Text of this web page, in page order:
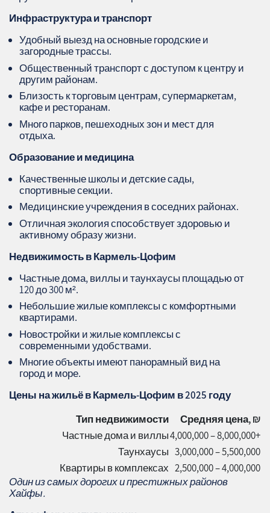
Инфраструктура и транспорт
Удобный выезд на основные городские и
загородные трассы.
Общественный транспорт с доступом к центру и
другим районам.
Близость к торговым центрам, супермаркетам,
кафе и ресторанам.
Много парков, пешеходных зон и мест для
отдыха.
Образование и медицина
Качественные школы и детские сады,
спортивные секции.
Медицинские учреждения в соседних районах.
Отличная экология способствует здоровью и
активному образу жизни.
Недвижимость в Кармель-Цофим
Частные дома, виллы и таунхаусы площадью от
120 до 300 м².
Небольшие жилые комплексы с комфортными
квартирами.
Новостройки и жилые комплексы с
современными удобствами.
Многие объекты имеют панорамный вид на
город и море.
Цены на жильё в Кармель-Цофим в 2025 году
Тип недвижимости
Средняя цена, ₪
Частные дома и виллы4,000,000 – 8,000,000+
Таунхаусы 3,000,000 – 5,500,000
Квартиры в комплексах 2,500,000 – 4,000,000
Один из самых дорогих и престижных районов
Хайфы.